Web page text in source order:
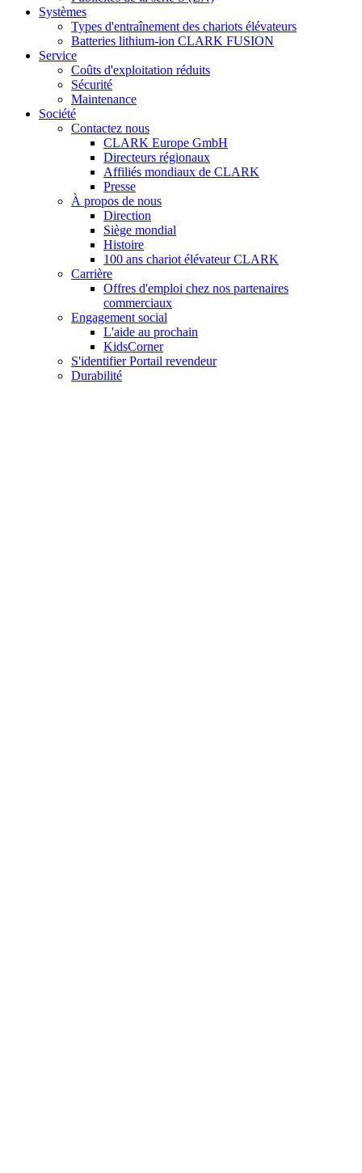
Systèmes
Types d'entraînement des chariots élévateurs
Batteries lithium-ion CLARK FUSION
Service
Coûts d'exploitation réduits
Sécurité
Maintenance
Société
Contactez nous
CLARK Europe GmbH
Directeurs régionaux
Affiliés mondiaux de CLARK
Presse
À propos de nous
Direction
Siège mondial
Histoire
100 ans chariot élévateur CLARK
Carrière
Offres d'emploi chez nos partenaires
commerciaux
Engagement social
L'aide au prochain
KidsCorner
S'identifier Portail revendeur
Durabilité